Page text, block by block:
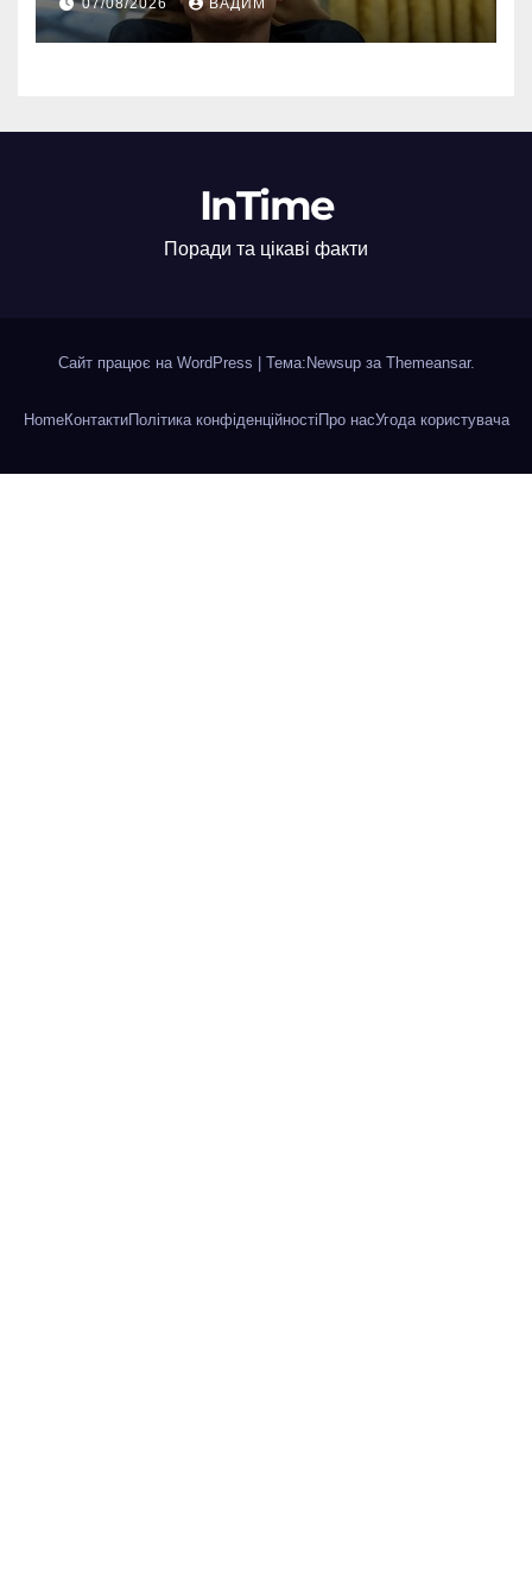
07/08/2026 ВАДИМ
InTime
Поради та цікаві факти
Сайт працює на WordPress Тема:Newsup за Themeansar.
HomeКонтактиПолітика конфіденційності Про насУгода користувача